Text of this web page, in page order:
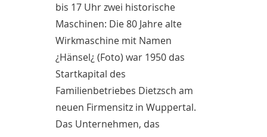
bis 17 Uhr zwei historische
Maschinen: Die 80 Jahre alte
Wirkmaschine mit Namen
¿Hänsel¿ (Foto) war 1950 das
Startkapital des
Familienbetriebes Dietzsch am
neuen Firmensitz in Wuppertal.
Das Unternehmen, das